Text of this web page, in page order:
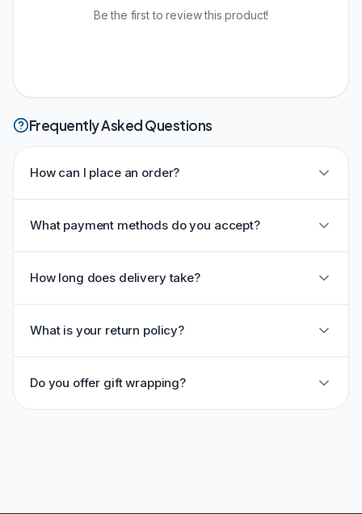
Be the first to review this product!
Frequently Asked Questions
How can I place an order?
What payment methods do you accept?
How long does delivery take?
What is your return policy?
Do you offer gift wrapping?